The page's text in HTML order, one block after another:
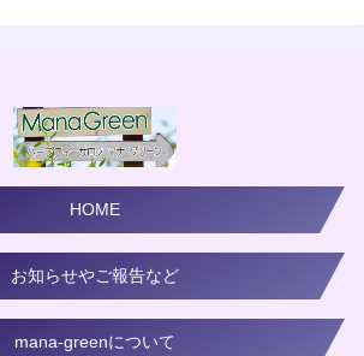
HOME
お知らせやご報告など
mana-greenについて